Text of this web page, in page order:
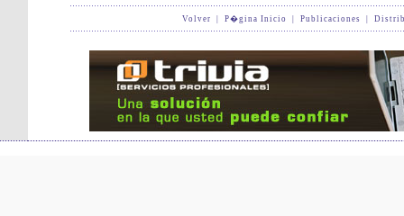
Volver P�gina Inicio Publicaciones